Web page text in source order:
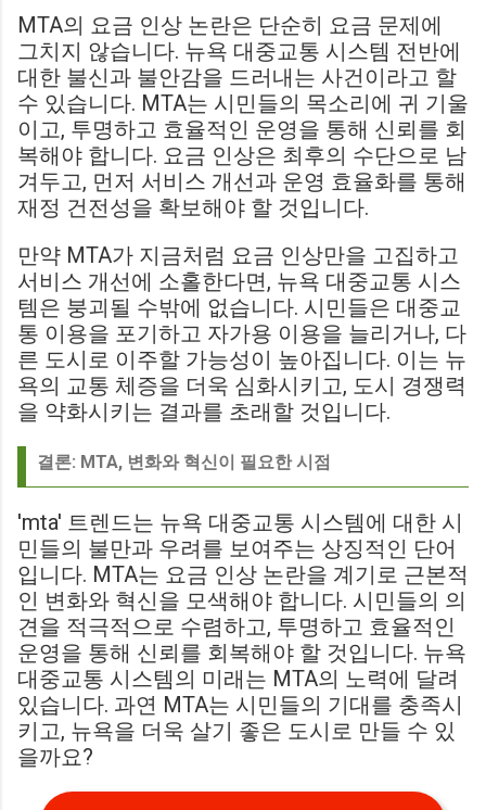
MTA의 요금 인상 논란은 단순히 요금 문제에
그치지 않습니다. 뉴욕 대중교통 시스템 전반에
대한 불신과 불안감을 드러내는 사건이라고 할
수 있습니다. MTA는 시민들의 목소리에 귀 기울
이고, 투명하고 효율적인 운영을 통해 신뢰를 회
복해야 합니다. 요금 인상은 최후의 수단으로 남
겨두고, 먼저 서비스 개선과 운영 효율화를 통해
재정 건전성을 확보해야 할 것입니다.
만약 MTA가 지금처럼 요금 인상만을 고집하고
서비스 개선에 소홀한다면, 뉴욕 대중교통 시스
템은 붕괴될 수밖에 없습니다. 시민들은 대중교
통 이용을 포기하고 자가용 이용을 늘리거나, 다
른 도시로 이주할 가능성이 높아집니다. 이는 뉴
욕의 교통 체증을 더욱 심화시키고, 도시 경쟁력
을 약화시키는 결과를 초래할 것입니다.
결론: MTA, 변화와 혁신이 필요한 시점
'mta' 트렌드는 뉴욕 대중교통 시스템에 대한 시
민들의 불만과 우려를 보여주는 상징적인 단어
입니다. MTA는 요금 인상 논란을 계기로 근본적
인 변화와 혁신을 모색해야 합니다. 시민들의 의
견을 적극적으로 수렴하고, 투명하고 효율적인
운영을 통해 신뢰를 회복해야 할 것입니다. 뉴욕
대중교통 시스템의 미래는 MTA의 노력에 달려
있습니다. 과연 MTA는 시민들의 기대를 충족시
키고, 뉴욕을 더욱 살기 좋은 도시로 만들 수 있
을까요?